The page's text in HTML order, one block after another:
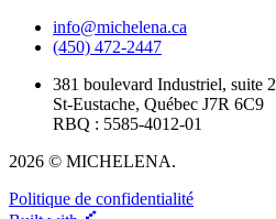
info@michelena.ca
(450) 472-2447
381 boulevard Industriel, suite 2
St-Eustache, Québec J7R 6C9
RBQ : 5585-4012-01
2026 © MICHELENA.
Politique de confidentialité